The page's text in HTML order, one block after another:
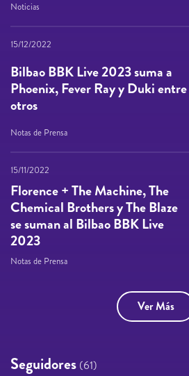
Noticias
15/12/2022
Bilbao BBK Live 2023 suma a
Phoenix, Fever Ray y Duki entre
otros
Notas de Prensa
15/11/2022
Florence + The Machine, The
Chemical Brothers y The Blaze
se suman al Bilbao BBK Live
2023
Notas de Prensa
Ver Más
Seguidores (61)